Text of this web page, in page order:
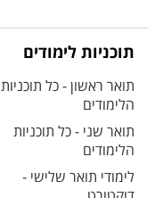
תוכניות לימודים
תואר ראשון - כל תוכניות
הלימודים
תואר שני - כל תוכניות
הלימודים
לימודי תואר שלישי -